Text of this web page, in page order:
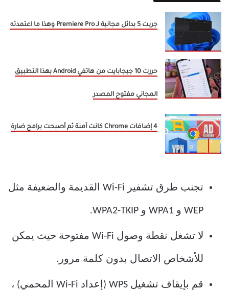
جربت 5 بدائل مجانية لـ Premiere Pro وهذا ما اعتمدته
حررت 10 جيجابايت من هاتفي Android بهذا التطبيق
المجاني مفتوح المصدر
4 إضافات Chrome كانت آمنة ثم أصبحت برامج ضارة
تجنب طرق تشفير Wi-Fi القديمة والضعيفة مثل
WEP و WPA1 و WPA2-TKIP.
لا تشغل نقطة وصول Wi-Fi مفتوحة حيث يمكن
للأشخاص الاتصال بدون كلمة مرور.
قم بإيقاف تشغيل WPS (إعداد Wi-Fi المحمي) ،